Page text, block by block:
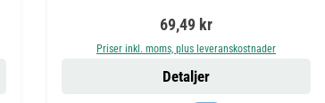
Ordinarie pris:
69,49 kr
Priser inkl. moms, plus leveranskostnader
Detaljer